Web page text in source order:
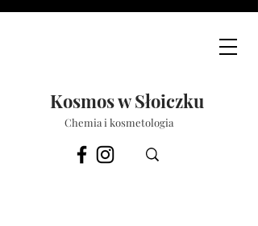
Kosmos w Słoiczku
Chemia i kosmetologia